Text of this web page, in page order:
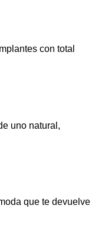
con total
uno natural,
que te devuelve